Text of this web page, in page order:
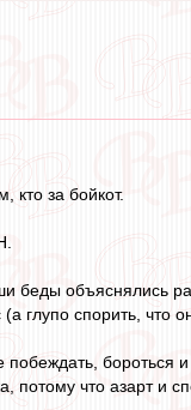
кто за бойкот.
объяснялись
глупо спорить, что
потому что азарт и